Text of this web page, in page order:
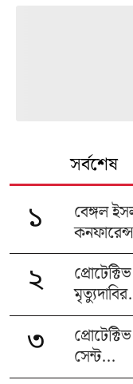
সর্বশেষ
১
বেঙ্গল
২
৩
সেন্ট...